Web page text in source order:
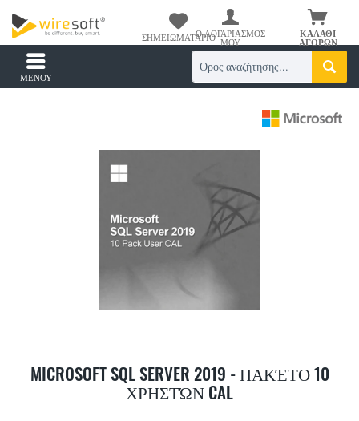
ΚΑΛΆΘΙ
ΑΓΟΡΏΝ
ΣΗΜΕΙΩΜΑΤΆΡΙΟΟ ΛΟΓΑΡΙΑΣΜΌΣ
ΜΟΥ
ΜΕΝΟΎ
MICROSOFT SQL SERVER 2019 - ΠΑΚΈΤΟ 10
ΧΡΗΣΤΏΝ CAL